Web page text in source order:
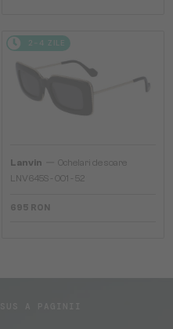
2-4 ZILE
Lanvin
Ochelari de soare
LNV645S - 001 - 52
695 RON